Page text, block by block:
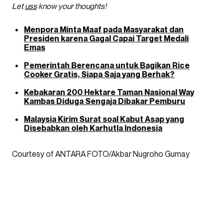
Letussknow your thoughts!
Menpora Minta Maaf pada Masyarakat dan
Presiden karena Gagal Capai Target Medali
Emas
Pemerintah Berencana untuk Bagikan Rice
Cooker Gratis, Siapa Saja yang Berhak?
Kebakaran 200 Hektare Taman Nasional Way
Kambas Diduga Sengaja Dibakar Pemburu
Malaysia Kirim Surat soal Kabut Asap yang
Disebabkan oleh Karhutla Indonesia
Courtesy of ANTARA FOTO/Akbar Nugroho Gumay